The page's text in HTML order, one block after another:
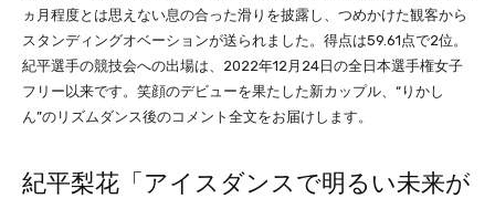
ヵ月程度とは思えない息の合った滑りを披露し、つめかけた観客から
スタンディングオベーションが送られました。得点は59.61点で2位。
紀平選手の競技会への出場は、2022年12月24日の全日本選手権女子
フリー以来です。笑顔のデビューを果たした新カップル、“りかし
ん”のリズムダンス後のコメント全文をお届けします。
紀平梨花「アイスダンスで明るい未来が